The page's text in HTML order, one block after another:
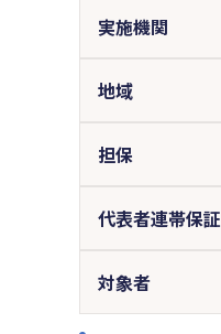
実施機関
地域
担保
代表者連帯保証
対象者